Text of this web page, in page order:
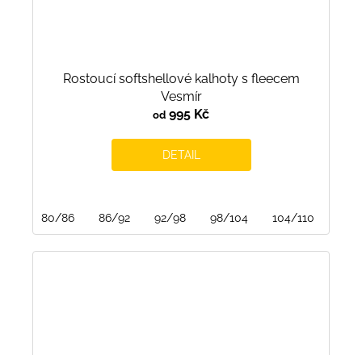
Rostoucí softshellové kalhoty s fleecem
Vesmír
od 995 Kč
DETAIL
80/86 86/92 92/98 98/104 104/110